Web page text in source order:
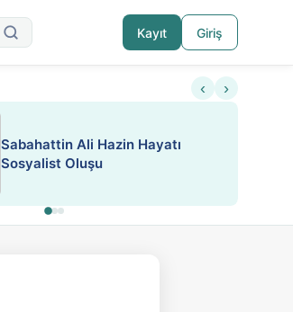
Kayıt Giriş
ESA 'da Sen de Paylaş
‹ ›
ATEŞ YAKMAK KONU ÖZET J.
LONDON